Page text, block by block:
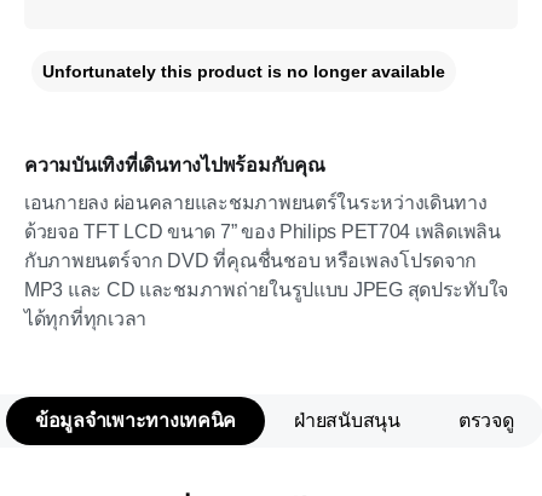
ความบันเทิงที่เดินทางไปพร้อมกับคุณ
เอนกายลง ผ่อนคลายและชมภาพยนตร์ในระหว่างเดินทาง
ด้วยจอ TFT LCD ขนาด 7” ของ Philips PET704 เพลิดเพลิน
กับภาพยนตร์จาก DVD ที่คุณชื่นชอบ หรือเพลงโปรดจาก
MP3 และ CD และชมภาพถ่ายในรูปแบบ JPEG สุดประทับใจ
ได้ทุกที่ทุกเวลา
Unfortunately this product is no longer available
ข้อมูลจำเพาะทางเทคนิค ฝ่ายสนับสนุน ตรวจดู